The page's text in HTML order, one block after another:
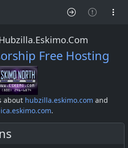
Free Hosting
about hubzilla.eskimo.com and
.